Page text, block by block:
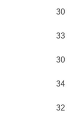
30
33
30
34
32